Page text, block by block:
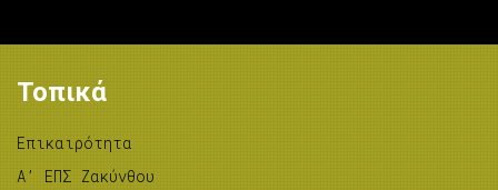
Τοπικά
Επικαιρότητα
A’ ΕΠΣ Ζακύνθου